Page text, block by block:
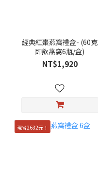
經典紅棗燕窩禮盒- (60克
即飲燕窩6瓶/盒)
NT$1,920
現省2632元！